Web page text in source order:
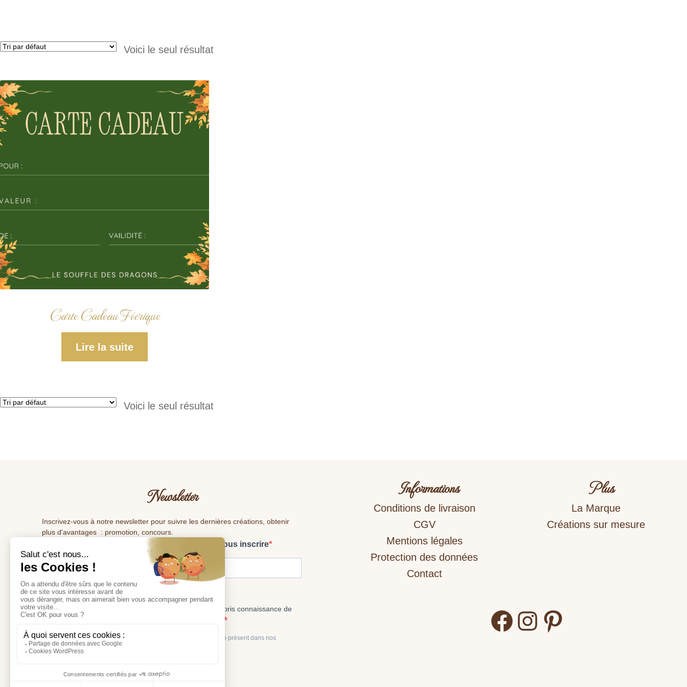
Voici le seul résultat
Carte Cadeau Féerique
Lire la suite
Voici le seul résultat
Newsletter
Inscrivez-vous à notre newsletter pour suivre les dernières créations, obtenir
plus d'avantages : promotion, concours.
Veuillez renseigner votre adresse e-mail pour vous inscrire
Tous les deux mois ,vous recevrez les dernières nouveautés.
J'accepte de recevoir vos e-mails et confirme avoir pris connaissance de
Vous pouvez vous désinscrire à tout moment en cliquant sur le lien présent dans nos
emails.
S'INSCRIRE
Informations
Conditions de livraison
CGV
Mentions légales
Protection des données
Contact
Plus
La Marque
Créations sur mesure
FacebookInstagram